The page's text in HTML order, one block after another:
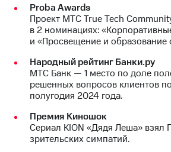
Proba Awards
Проект МТС True Tech
в 2 номинациях:
и «Просвещение и образование
Народный рейтинг Банки.ру
МТС Банк — 1 место по доле
решенных вопросов клиентов
полугодия 2024 года.
Премия Киношок
Сериал KION «Дядя Леша» взял
зрительских симпатий.